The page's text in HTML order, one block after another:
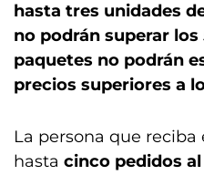
hasta tres unidades
no podrán superar los
paquetes no podrán
precios superiores a
La persona que
hasta cinco pedidos